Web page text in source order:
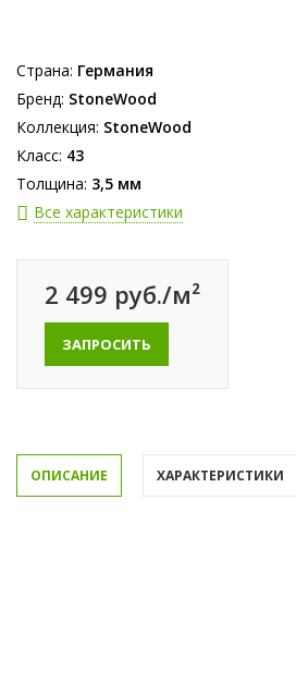
Страна: Германия
Бренд: StoneWood
Коллекция: StoneWood
Класс: 43
Толщина: 3,5 мм
Все характеристики
2 499 руб./м²
ЗАПРОСИТЬ
ОПИСАНИЕ ХАРАКТЕРИСТИКИ